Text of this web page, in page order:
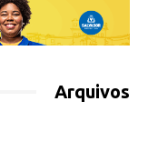
Arquivos